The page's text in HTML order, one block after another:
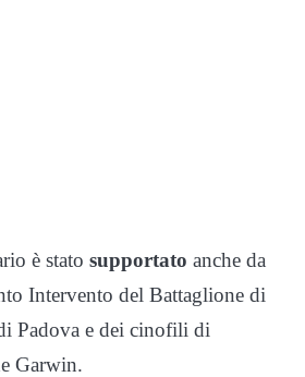
è stato supportato anche da
Intervento del Battaglione di
Padova e dei cinofili di
Garwin.